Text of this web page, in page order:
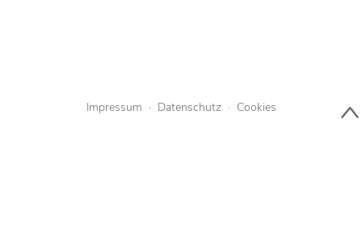
Impressum · Datenschutz · Cookies